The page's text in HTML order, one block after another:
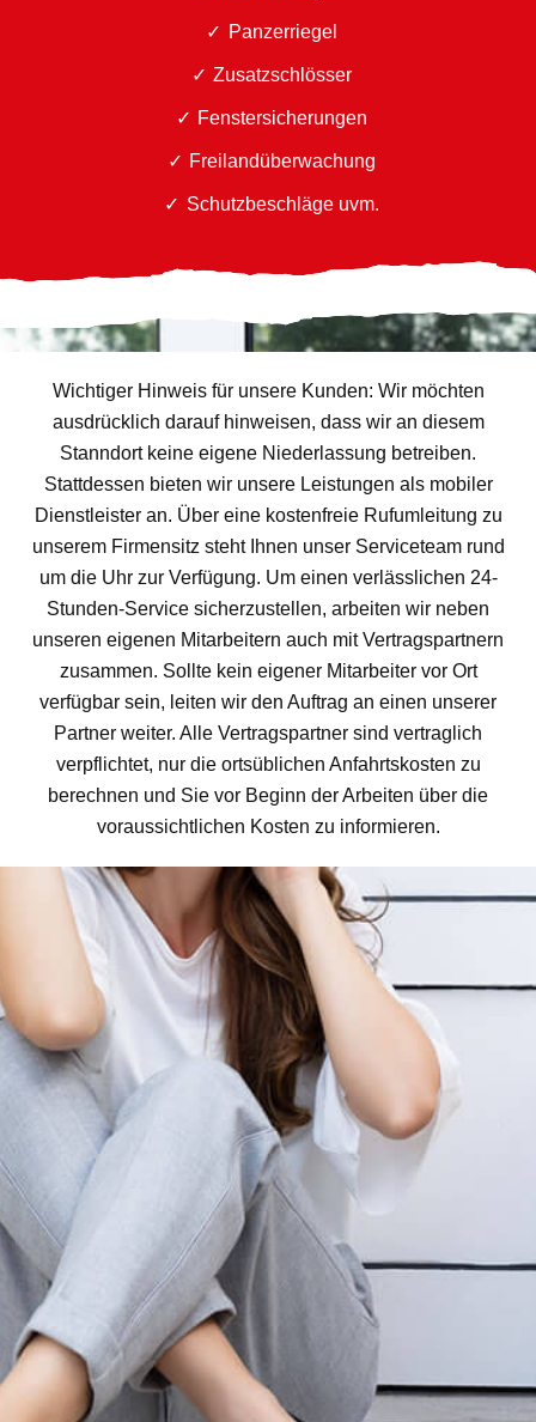
Panzerriegel
Zusatzschlösser
Fenstersicherungen
Freilandüberwachung
Schutzbeschläge uvm.
Wichtiger Hinweis für unsere Kunden: Wir möchten
ausdrücklich darauf hinweisen, dass wir an diesem
Stanndort keine eigene Niederlassung betreiben.
Stattdessen bieten wir unsere Leistungen als mobiler
Dienstleister an. Über eine kostenfreie Rufumleitung zu
unserem Firmensitz steht Ihnen unser Serviceteam rund
um die Uhr zur Verfügung. Um einen verlässlichen 24-
Stunden-Service sicherzustellen, arbeiten wir neben
unseren eigenen Mitarbeitern auch mit Vertragspartnern
zusammen. Sollte kein eigener Mitarbeiter vor Ort
verfügbar sein, leiten wir den Auftrag an einen unserer
Partner weiter. Alle Vertragspartner sind vertraglich
verpflichtet, nur die ortsüblichen Anfahrtskosten zu
berechnen und Sie vor Beginn der Arbeiten über die
voraussichtlichen Kosten zu informieren.